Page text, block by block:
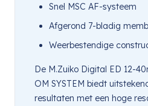
Snel MSC AF-systeem
Afgerond 7-bladig
Weerbestendige
De M.Zuiko Digital ED 12-
OM SYSTEM biedt
resultaten met een hoge